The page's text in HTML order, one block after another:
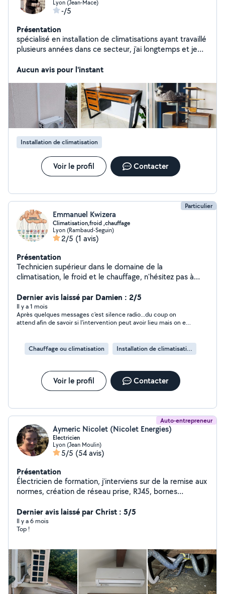
Lyon (Jean-Mace)
-/5
Présentation
spécialisé en installation de climatisations ayant travaillé
plusieurs années dans ce secteur, j'ai longtemps et je
Aucun avis pour l'instant
Installation de climatisation
Voir le profil Contacter
Particulier
Emmanuel Kwizera
Climatisation,froid ,chauffage
Lyon (Rambaud-Seguin)
2/5 (1 avis)
Présentation
Technicien supérieur dans le domaine de la
climatisation, le froid et le chauffage, n'hésitez pas à
maintenance, le dépannage et l'installation de vos splits,
chambre froides, chaudière, groupes d'eau glacée etc
Dernier avis laissé par Damien : 2/5
Il y a 1 mois
Après quelques messages c'est silence radio...du coup on
attend afin de savoir si l'intervention peut avoir lieu mais on est
Chauffage ou climatisation Installation de climatisation
Voir le profil Contacter
Auto-entrepreneur
Aymeric Nicolet (Nicolet Energies)
Electricien
Lyon (Jean Moulin)
5/5 (54 avis)
Présentation
Électricien de formation, j'interviens sur de la remise aux
normes, création de réseau prise, RJ45, bornes
électrique en tous genre (pose de tringles à rideau,
montage de meubles, montage et fixation de meubles)
Électricien titulaire d'un BAC professionnel
Dernier avis laissé par Christ : 5/5
Il y a 6 mois
Top !